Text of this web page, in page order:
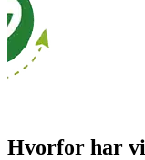
Hvorfor har